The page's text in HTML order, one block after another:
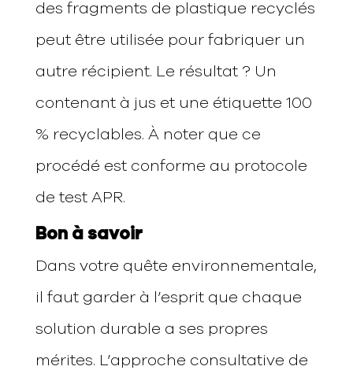
des fragments de plastique recyclés
peut être utilisée pour fabriquer un
autre récipient. Le résultat ? Un
contenant à jus et une étiquette 100
% recyclables. À noter que ce
procédé est conforme au protocole
de test APR.
Bon à savoir
Dans votre quête environnementale,
il faut garder à l’esprit que chaque
solution durable a ses propres
mérites. L’approche consultative de